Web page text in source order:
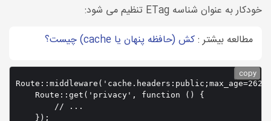
خودکار به عنوان شناسه ETag تنظیم می شود:
مطالعه بیشتر :کش (حافظه پنهان یا cache) چیست؟
    Route::get('privacy', function () {
        // ...
    });
copy